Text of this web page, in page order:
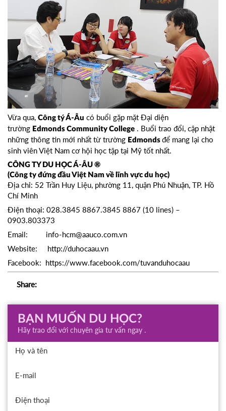
Vừa qua, Công tý Á-Âu có buổi gặp mặt Đại diện
trường Edmonds Community College . Buổi trao đổi, cập nhật
những thông tin mới nhất từ trường Edmonds để mang lại cho
sinh viên Việt Nam cơ hội học tập tại Mỹ tốt nhất.
CÔNG TY DU HỌC Á-ÂU ®
(Công ty đứng đầu Việt Nam về lĩnh vực du học)
Địa chỉ: 52 Trần Huy Liệu, phường 11, quận Phú Nhuận, TP. Hồ
Chí Minh
Điện thoại: 028.3845 8867.3845 8867 (10 lines) –
0903.803373
Email: info-hcm@aauco.com.vn
Website: http://duhocaau.vn
Facebook: https://www.facebook.com/tuvanduhocaau
Share:
BẠN MUỐN DU HỌC?
Hãy trao đổi với chuyên gia tư vấn ngay .
Họ và tên
E-mail
Điện thoại